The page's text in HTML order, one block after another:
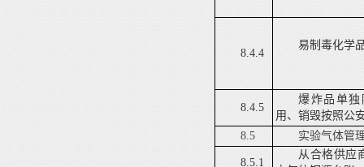
8.4.4
易制毒化学
8.4.5
爆炸品单
用、销毁按照公
8.5
实验气体管
8.5.1
从合格供应